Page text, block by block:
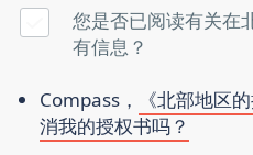
您是否已阅读有关在
有信息？
Compass，
《北部地区
消我的授权书吗？